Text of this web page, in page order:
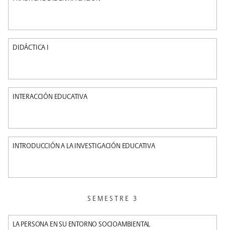
DIDÁCTICA I
INTERACCIÓN EDUCATIVA
INTRODUCCIÓN A LA INVESTIGACIÓN EDUCATIVA
SEMESTRE 3
LA PERSONA EN SU ENTORNO SOCIOAMBIENTAL